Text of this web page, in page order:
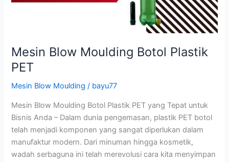
Mesin Blow Moulding Botol Plastik
PET
Mesin Blow Moulding / bayu77
Mesin Blow Moulding Botol Plastik PET yang Tepat untuk
Bisnis Anda – Dalam dunia pengemasan, plastik PET botol
telah menjadi komponen yang sangat diperlukan dalam
manufaktur modern. Dari minuman hingga kosmetik,
wadah serbaguna ini telah merevolusi cara kita menyimpan